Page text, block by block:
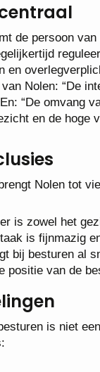
de persoon
en
Nolen: “De
“De omvang
en de hoge
Nolen tot
is zowel het
is fijnmazig
bij besturen al
positie van de
is niet